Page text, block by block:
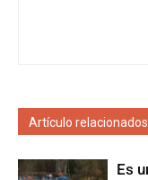
Artículo relacionados
Es